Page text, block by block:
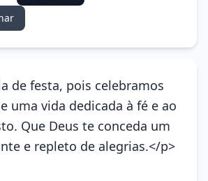
de festa, pois celebramos
uma vida dedicada à fé e ao
Que Deus te conceda um
e repleto de alegrias.</p>